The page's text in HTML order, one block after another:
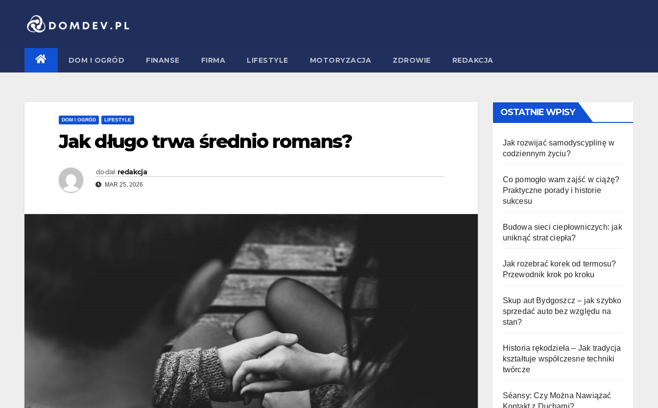
DOM I OGRÓD FINANSE FIRMA LIFESTYLE MOTORYZACJA ZDROWIE REDAKCJA
DOM I OGRÓD LIFESTYLE
Jak długo trwa średnio romans?
dodał redakcja
MAR 25, 2026
OSTATNIE WPISY
Jak rozwijać samodyscyplinę w
codziennym życiu?
Co pomogło wam zajść w ciążę?
Praktyczne porady i historie
sukcesu
Budowa sieci ciepłowniczych: jak
uniknąć strat ciepła?
Jak rozebrać korek od termosu?
Przewodnik krok po kroku
Skup aut Bydgoszcz – jak szybko
sprzedać auto bez względu na
stan?
Historia rękodzieła – Jak tradycja
kształtuje współczesne techniki
twórcze
Séansy: Czy Można Nawiązać